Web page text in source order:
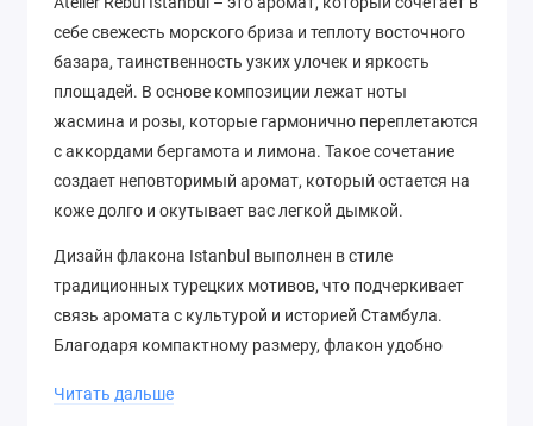
себе свежесть морского бриза и теплоту восточного
базара, таинственность узких улочек и яркость
площадей. В основе композиции лежат ноты
жасмина и розы, которые гармонично переплетаются
с аккордами бергамота и лимона. Такое сочетание
создает неповторимый аромат, который остается на
коже долго и окутывает вас легкой дымкой.
Дизайн флакона Istanbul выполнен в стиле
традиционных турецких мотивов, что подчеркивает
связь аромата с культурой и историей Стамбула.
Благодаря компактному размеру, флакон удобно
время.
Читать дальше